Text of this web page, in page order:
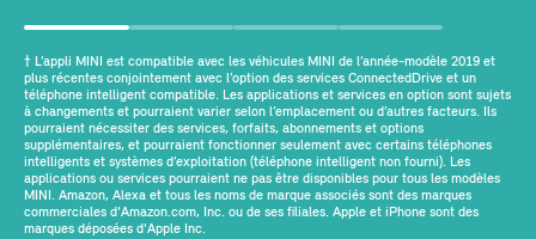
† L’appli MINI est compatible avec les véhicules MINI de l’année-modèle 2019 et
plus récentes conjointement avec l’option des services ConnectedDrive et un
téléphone intelligent compatible. Les applications et services en option sont sujets
à changements et pourraient varier selon l’emplacement ou d’autres facteurs. Ils
pourraient nécessiter des services, forfaits, abonnements et options
supplémentaires, et pourraient fonctionner seulement avec certains téléphones
intelligents et systèmes d’exploitation (téléphone intelligent non fourni). Les
applications ou services pourraient ne pas être disponibles pour tous les modèles
MINI. Amazon, Alexa et tous les noms de marque associés sont des marques
commerciales d'Amazon.com, Inc. ou de ses filiales. Apple et iPhone sont des
marques déposées d'Apple Inc.